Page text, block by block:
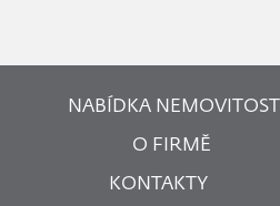
NABÍDKA NEMOVITOSTÍ
O FIRMĚ
KONTAKTY